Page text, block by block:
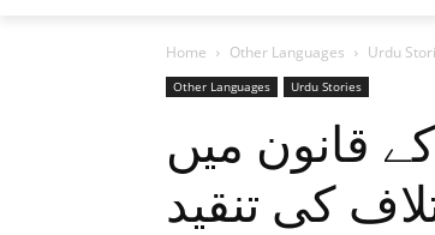
Home Other Languages Urdu
Other Languages Urdu Stories
قانون میں
کی تنقید